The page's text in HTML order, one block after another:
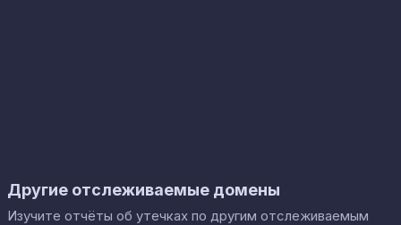
Другие отслеживаемые домены
Изучите отчёты об утечках по другим отслеживаемым